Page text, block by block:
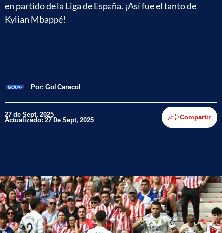
en partido de la Liga de España. ¡Así fue el tanto de
Kylian Mbappé!
Por: Gol Caracol
27 de Sept, 2025
Actualizado: 27 De Sept, 2025 Compartir